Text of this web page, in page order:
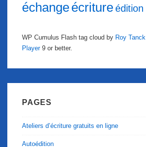
échangeécritureédition
WP Cumulus Flash tag cloud by Roy Tanck
Player9 or better.
PAGES
Ateliers d’écriture gratuits en ligne
Autoédition